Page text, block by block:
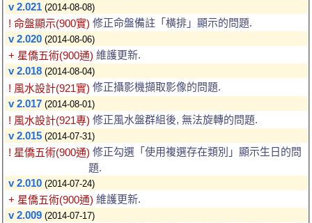
v 2.021 (2014-08-08)
! 命盤顯示(900實) 修正命盤備註「橫排」顯示的問題.
v 2.020 (2014-08-06)
+ 星僑五術(900通) 維護更新.
v 2.018 (2014-08-04)
! 風水設計(921實) 修正攝影機擷取影像的問題.
v 2.017 (2014-08-01)
! 風水設計(921專) 修正風水盤群組後, 無法旋轉的問題.
v 2.015 (2014-07-31)
! 星僑五術(900通) 修正勾選「使用複選存在類別」顯示生日的問
題.
v 2.010 (2014-07-24)
+ 星僑五術(900通) 維護更新.
v 2.009 (2014-07-17)